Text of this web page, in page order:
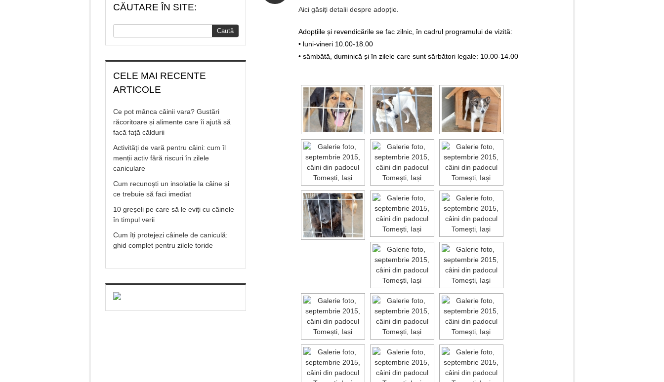
Aici găsiți detalii despre adopție.
Adopțiile și revendicările se fac zilnic, în cadrul programului de vizită:
• luni-vineri 10.00-18.00
• sâmbătă, duminică și în zilele care sunt sărbători legale: 10.00-14.00
CĂUTARE ÎN SITE:
CELE MAI RECENTE
ARTICOLE
Ce pot mânca câinii vara? Gustări
răcoritoare și alimente care îi ajută să
facă față căldurii
Activități de vară pentru câini: cum îl
menții activ fără riscuri în zilele
caniculare
Cum recunoști un insolație la câine și
ce trebuie să faci imediat
10 greșeli pe care să le eviți cu câinele
în timpul verii
Cum îți protejezi câinele de caniculă:
ghid complet pentru zilele toride